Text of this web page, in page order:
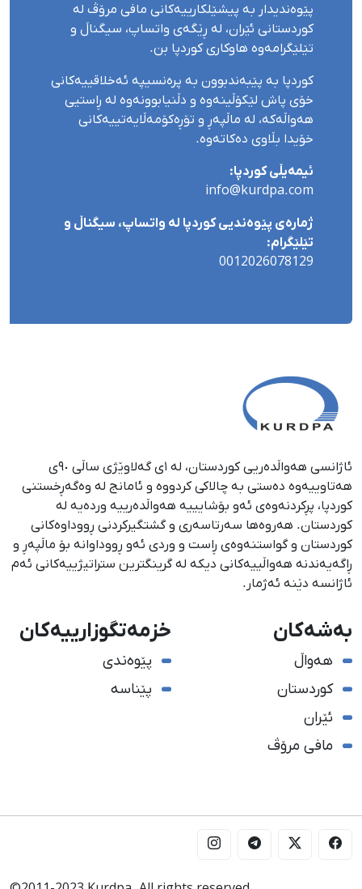
پێوەندیدار بە پیشێلکارییەکانی مافی مرۆڤ لە
کوردستانی ئێران، لە ڕێگەی واتساپ، سیگناڵ و
تێلێگرامەوە هاوکاری کوردپا بن.
کوردپا بە پێبەندبوون بە پرەنسیپە ئەخلاقییەکانی
خۆی پاش لێکۆڵینەوە و دڵنیابوونەوە لە ڕاستیی
هەواڵەکە، لە ماڵپەڕ و تۆڕەکۆمەڵایەتییەکانی
خۆیدا بڵاوی دەکاتەوە.
ئیمەیڵی کوردپا:
info@kurdpa.com
ژمارەی پێوەندیی کوردپا لە واتساپ، سیگناڵ و
تێلێگرام:
0012026078129
ئاژانسی هەواڵدەریی کوردستان، لە ١ی گەلاوێژی ساڵی ٩٠ی
هەتاوییەوە دەستی بە چالاکی کردووە و ئامانج لە وەگەڕخستنی
كوردپا، پڕكردنەوەی ئەو بۆشایییە هەواڵدەرییە وردەیە لە
كوردستان. هەروەها سەرتاسەری و گشتگیركردنی ڕووداوەكانی
كوردستان و گواستنەوەی ڕاست و وردی ئەو ڕووداوانە بۆ ماڵپەڕ و
ڕاگەیەندنە هەواڵییەكانی دیكە لە گرینگترین ستراتیژییەكانی ئەم
ئاژانسە دێنە ئەژمار.
بەشەکان
هەواڵ
کوردستان
ئێران
مافی مرۆڤ
خزمەتگوزارییەکان
پێوەندی
پێناسە